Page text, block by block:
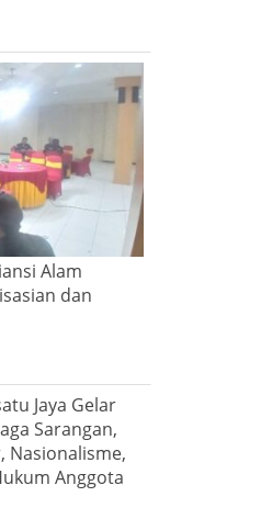
Alam
dan
Jaya Gelar
Sarangan,
Nasionalisme,
Anggota